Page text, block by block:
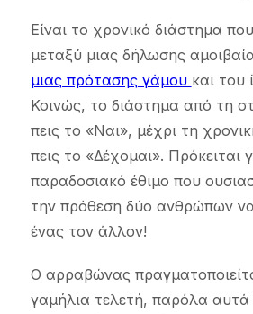
Είναι το χρονικό διάστημα
μεταξύ μιας δήλωσης
μιας πρότασης γάμου και του
Κοινώς, το διάστημα από τη
πεις το «Ναι», μέχρι τη
πεις το «Δέχομαι». Πρόκειται
παραδοσιακό έθιμο που
την πρόθεση δύο ανθρώπων
ένας τον άλλον!
Ο αρραβώνας
γαμήλια τελετή, παρόλα αυτά